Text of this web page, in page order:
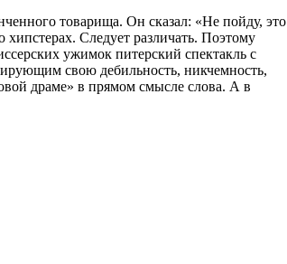
товарища. Он сказал: «Не пойду, это
хипстерах. Следует различать. Поэтому
ужимок питерский спектакль с
свою дебильность, никчемность,
драме» в прямом смысле слова. А в